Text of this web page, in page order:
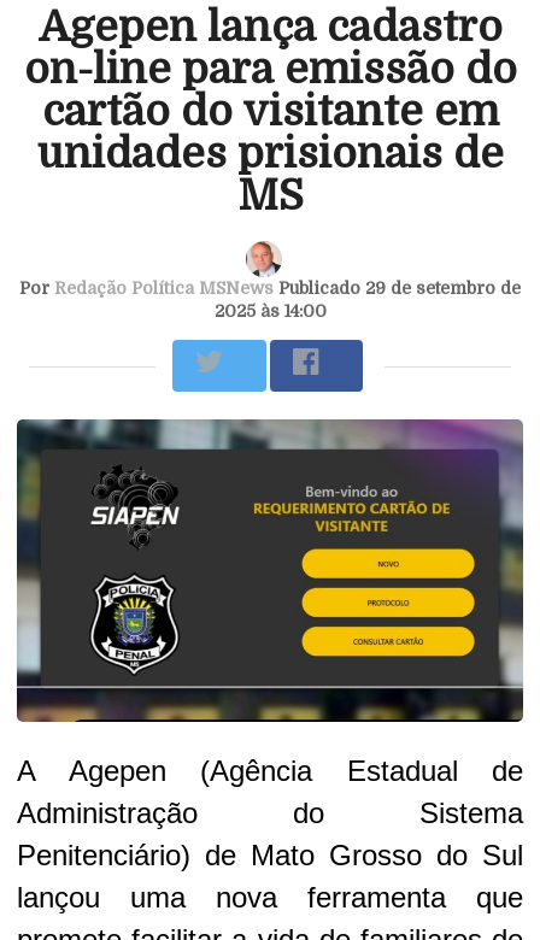
Agepen lança cadastro
on-line para emissão do
cartão do visitante em
unidades prisionais de
MS
Por Redação Política MSNews Publicado 29 de setembro de
2025 às 14:00
A Agepen (Agência Estadual de
Administração do Sistema
Penitenciário) de Mato Grosso do Sul
lançou uma nova ferramenta que